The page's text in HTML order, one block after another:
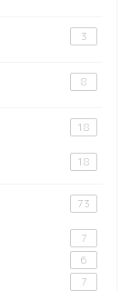
3
8
18
18
73
7
6
7